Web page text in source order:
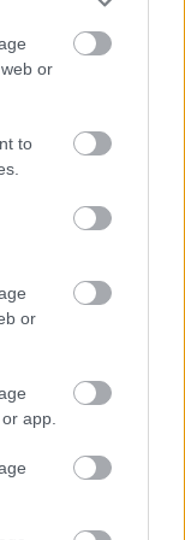
or
to
or
app.
μπορεί να
16%
κάθε αιτία
για τους
ένα
και δύο έως
κατά 17%.
έντερό
μπορεί να
(την
Τα άτομα
είχαν